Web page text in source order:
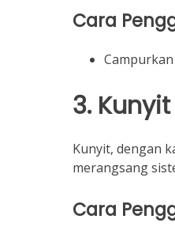
Cara
3. Kunyit
Kunyit, dengan
merangsang
Cara